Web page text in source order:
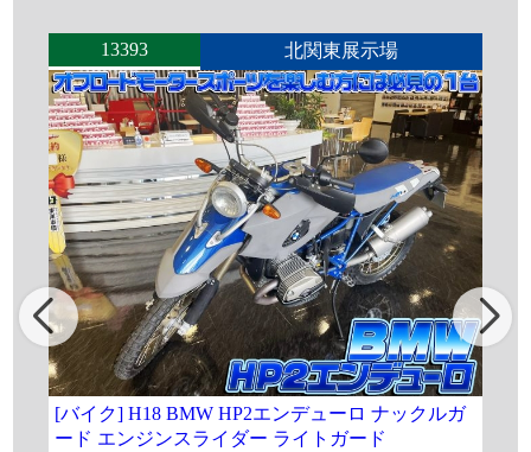
13393 北関東展示場
[バイク] H18 BMW HP2エンデューロ ナックルガ
ード エンジンスライダー ライトガード